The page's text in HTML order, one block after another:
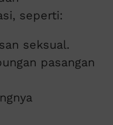
seperti:
seksual.
pasangan